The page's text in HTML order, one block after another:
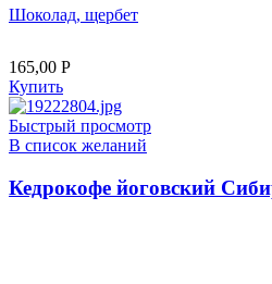
Шоколад, щербет
165,00 Р
Купить
Быстрый просмотр
В список желаний
Кедрокофе йоговский